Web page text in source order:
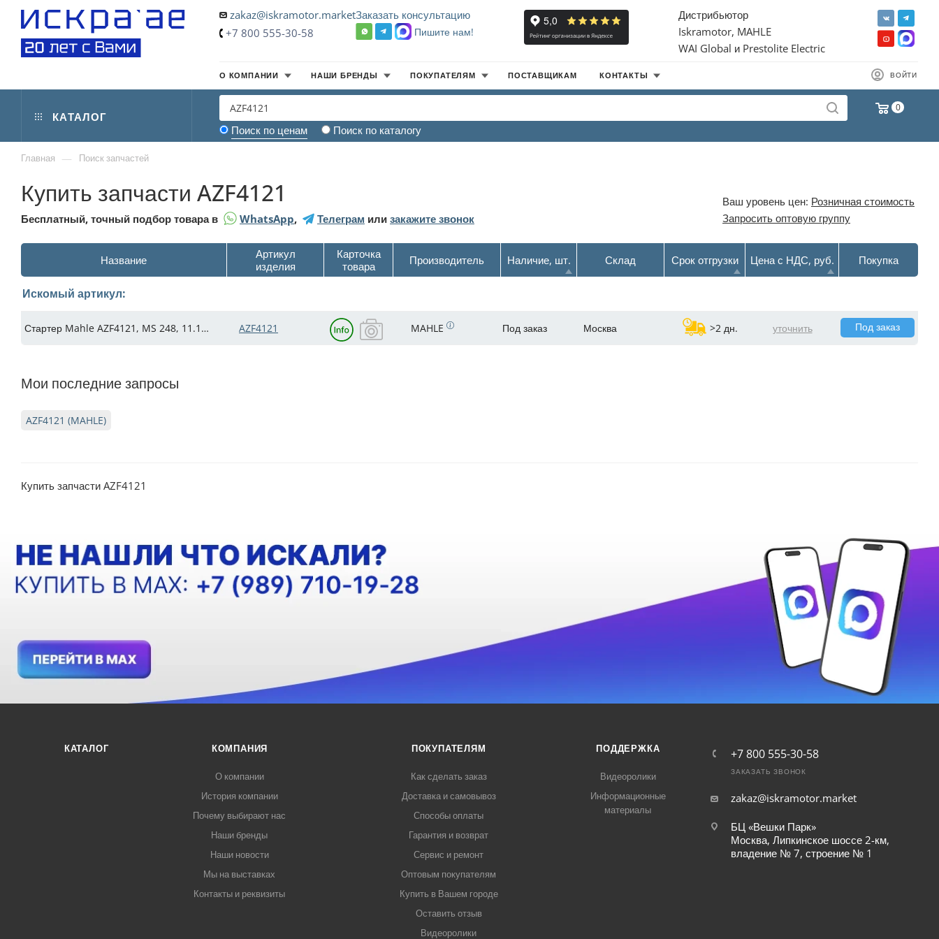
zakaz@iskramotor.market
+7 800 555-30-58
Заказать консультацию
Пишите нам!
Дистрибьютор
Iskramotor, MAHLE
WAI Global и Prestolite Electric
ВОЙТИ
О КОМПАНИИ НАШИ БРЕНДЫ ПОКУПАТЕЛЯМ ПОСТАВЩИКАМ КОНТАКТЫ
0
КАТАЛОГ
Поиск по ценам Поиск по каталогу
Главная — Поиск запчастей
Купить запчасти AZF4121 Ваш уровень цен: Розничная стоимость
Запросить оптовую группу
Бесплатный, точный подбор товара в WhatsApp, Телеграм или закажите звонок
Название
Артикул
изделия
Карточка
товара
Производитель Наличие, шт. Склад Срок отгрузки Цена с НДС, руб. Покупка
Искомый артикул:
Стартер Mahle AZF4121, MS 248, 11.131.452, IS1169 (IMS301452) AZF4121 MAHLE Под заказ Москва >2 дн. уточнить Под заказ
Мои последние запросы
AZF4121 (MAHLE)
Купить запчасти AZF4121
КАТАЛОГ КОМПАНИЯ
О компании
История компании
Почему выбирают нас
Наши бренды
Наши новости
Мы на выставках
Контакты и реквизиты
ПОКУПАТЕЛЯМ
Как сделать заказ
Доставка и самовывоз
Способы оплаты
Гарантия и возврат
Сервис и ремонт
Оптовым покупателям
Купить в Вашем городе
Оставить отзыв
Видеоролики
ПОДДЕРЖКА
Видеоролики
Информационные
материалы
+7 800 555-30-58
ЗАКАЗАТЬ ЗВОНОК
zakaz@iskramotor.market
БЦ «Вешки Парк»
Москва, Липкинское шоссе 2-км,
владение № 7, строение № 1